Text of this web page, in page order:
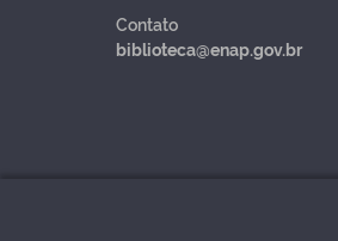
Contato
biblioteca@enap.gov.br